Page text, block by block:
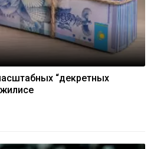
“декретных